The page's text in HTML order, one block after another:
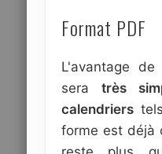
Format PDF
L'avantage
seratrès
calendriers
forme est déjà